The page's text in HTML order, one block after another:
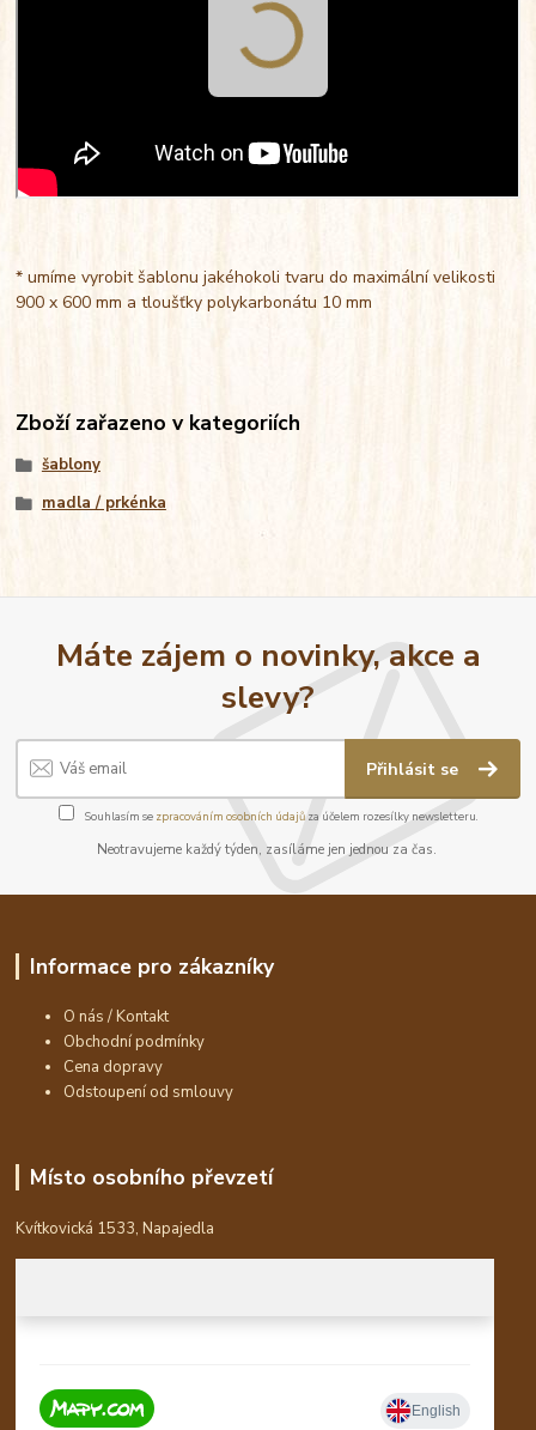
* umíme vyrobit šablonu jakéhokoli tvaru do maximální velikosti
900 x 600 mm a tloušťky polykarbonátu 10 mm
Zboží zařazeno v kategoriích
šablony
madla / prkénka
Máte zájem o novinky, akce a
slevy?
Přihlásit se
Souhlasím se zpracováním osobních údajůza účelem rozesílky newsletteru.
Neotravujeme každý týden, zasíláme jen jednou za čas.
Informace pro zákazníky
O nás / Kontakt
Obchodní podmínky
Cena dopravy
Odstoupení od smlouvy
Místo osobního převzetí
Kvítkovická 1533, Napajedla